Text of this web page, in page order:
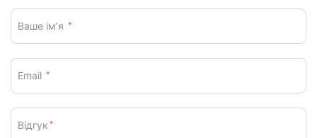
Ваше ім’я *
Email *
Відгук *